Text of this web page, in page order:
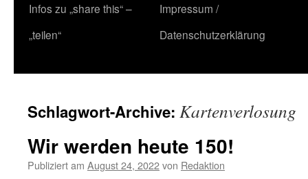
Zum
Inhalt
Infos zu „share this“ –
„teilen“
Impressum /
Datenschutzerklärung
Schlagwort-Archive: Kartenverlosung
Wir werden heute 150!
Publiziert am August 24, 2022von Redaktion